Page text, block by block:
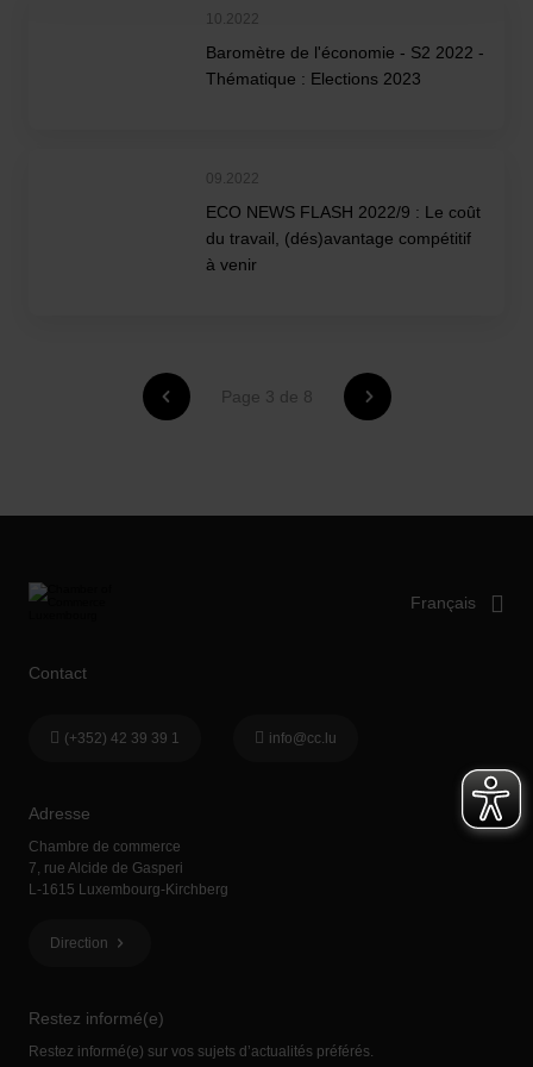
10.2022
Baromètre de l'économie - S2 2022 -
Thématique : Elections 2023
09.2022
ECO NEWS FLASH 2022/9 : Le coût
du travail, (dés)avantage compétitif
à venir
Page 3 de 8
Restez informé(e)
Restez informé(e) sur vos sujets d’actualités préférés.
Adresse
Chambre de commerce
7, rue Alcide de Gasperi
L-1615 Luxembourg-Kirchberg
Direction
Contact
(+352) 42 39 39 1 info@cc.lu